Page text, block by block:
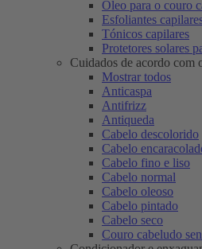
Óleo para o couro
Esfoliantes
Tónicos capilares
Protetores solares
Cuidados de acordo com
Mostrar todos
Anticaspa
Antifrizz
Antiqueda
Cabelo descolorido
Cabelo
Cabelo fino e liso
Cabelo normal
Cabelo oleoso
Cabelo pintado
Cabelo seco
Couro cabeludo